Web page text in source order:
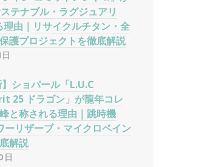
テナブル・ラグジュアリ
理由｜リサイクルチタン・全
護プロジェクトを徹底解説
】ショパール「L.U.C
25 ドラゴン」が龍年コレ
と称される理由｜跳時機
ーリザーブ・マイクロペイン
解説